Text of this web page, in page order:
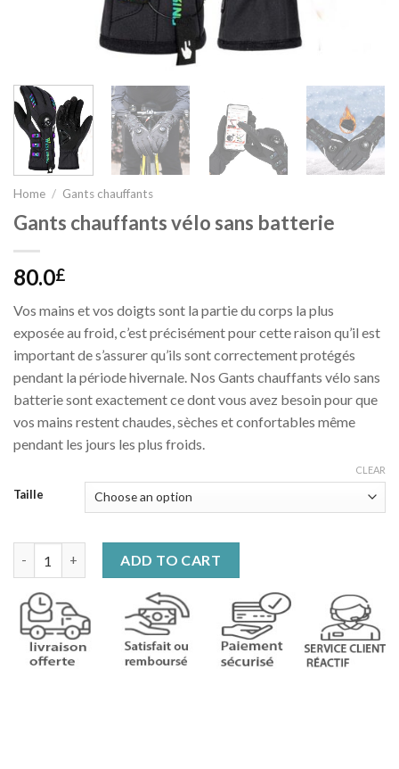
Home / Gants chauffants
Gants chauffants vélo sans batterie
80.0£
Vos mains et vos doigts sont la partie du corps la plus
exposée au froid, c’est précisément pour cette raison qu’il est
important de s’assurer qu’ils sont correctement protégés
pendant la période hivernale. Nos Gants chauffants vélo sans
batterie sont exactement ce dont vous avez besoin pour que
vos mains restent chaudes, sèches et confortables même
pendant les jours les plus froids.
Taille
CLEAR
ADD TO CART